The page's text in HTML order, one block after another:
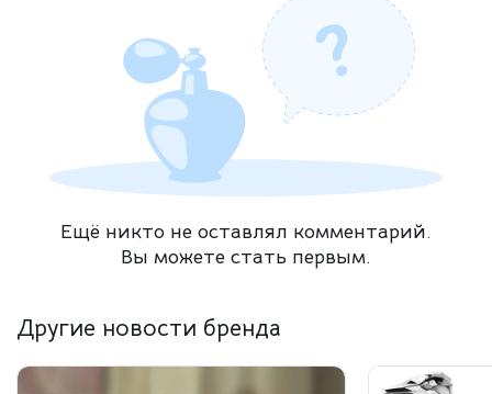
Ещё никто не оставлял комментарий.
Вы можете стать первым.
Другие новости бренда